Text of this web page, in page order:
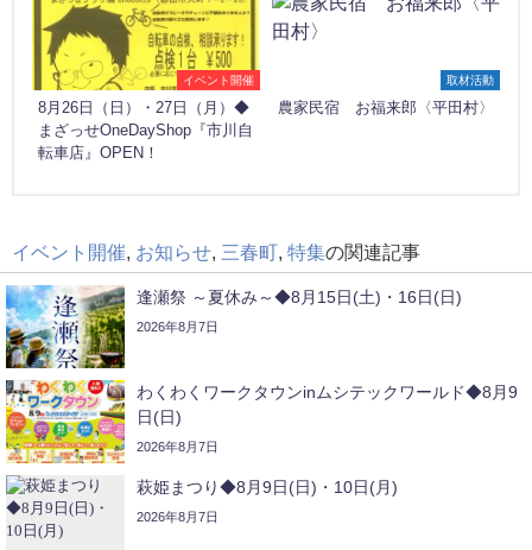
イベント開催
8月26日（日）・27日（月）◆
まざっせOneDayShop『市川自
転車店』OPEN！
取材活動
農家民宿 お福来郎〈平田村〉
イベント開催 お知らせ 三春町 特集の関連記事
逢瀬祭 ～夏休み～◆8月15日(土)・16日(日)
2026年8月7日
わくわくワークタウンinムシテックワールド◆8月9
日(日)
2026年8月7日
萩姫まつり◆8月9日(日)・10日(月)
2026年8月7日